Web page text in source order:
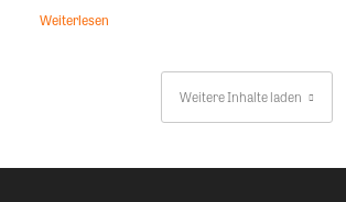
Weiterlesen
Weitere Inhalte laden